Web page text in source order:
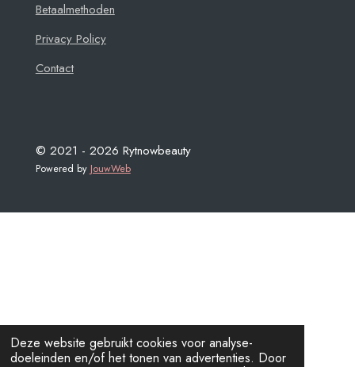
Deze website gebruikt cookies voor analyse-
doeleinden en/of het tonen van advertenties. Door
Betaalmethoden
Privacy Policy
Contact
© 2021 - 2026 Rytnowbeauty
Powered by JouwWeb